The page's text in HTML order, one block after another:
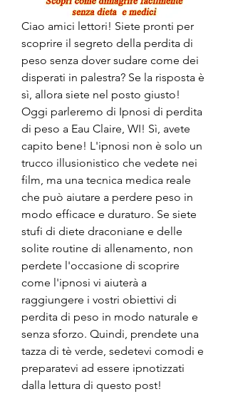
Ciao amici lettori! Siete pronti per
scoprire il segreto della perdita di
peso senza dover sudare come dei
disperati in palestra? Se la risposta è
sì, allora siete nel posto giusto!
Oggi parleremo di Ipnosi di perdita
di peso a Eau Claire, WI! Sì, avete
capito bene! L'ipnosi non è solo un
trucco illusionistico che vedete nei
film, ma una tecnica medica reale
che può aiutare a perdere peso in
modo efficace e duraturo. Se siete
stufi di diete draconiane e delle
solite routine di allenamento, non
perdete l'occasione di scoprire
come l'ipnosi vi aiuterà a
raggiungere i vostri obiettivi di
perdita di peso in modo naturale e
senza sforzo. Quindi, prendete una
tazza di tè verde, sedetevi comodi e
preparatevi ad essere ipnotizzati
dalla lettura di questo post!